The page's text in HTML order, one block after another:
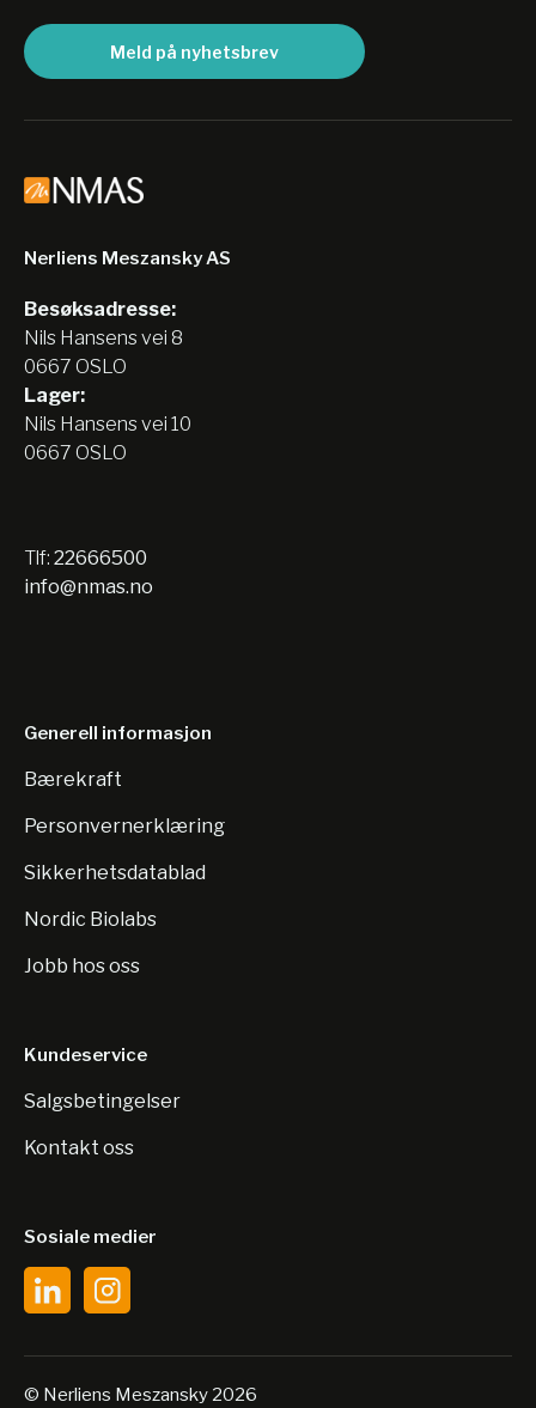
Meld på nyhetsbrev
Nerliens Meszansky AS
Besøksadresse:
Nils Hansens vei 8
0667 OSLO
Lager:
Nils Hansens vei 10
0667 OSLO
Tlf: 22666500
info@nmas.no
Generell informasjon
Bærekraft
Personvernerklæring
Sikkerhetsdatablad
Nordic Biolabs
Jobb hos oss
Kundeservice
Salgsbetingelser
Kontakt oss
Sosiale medier
© Nerliens Meszansky 2026